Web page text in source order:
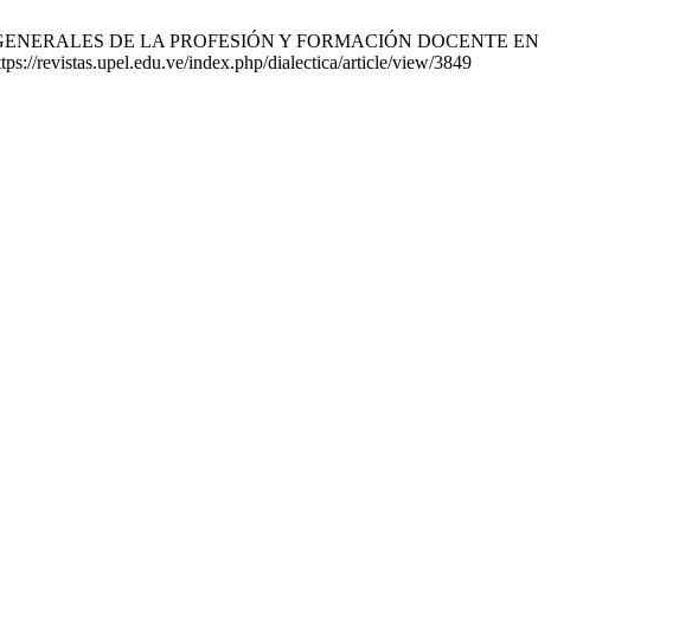
DE LA PROFESIÓN Y FORMACIÓN DOCENTE EN
revistas.upel.edu.ve/index.php/dialectica/article/view/3849